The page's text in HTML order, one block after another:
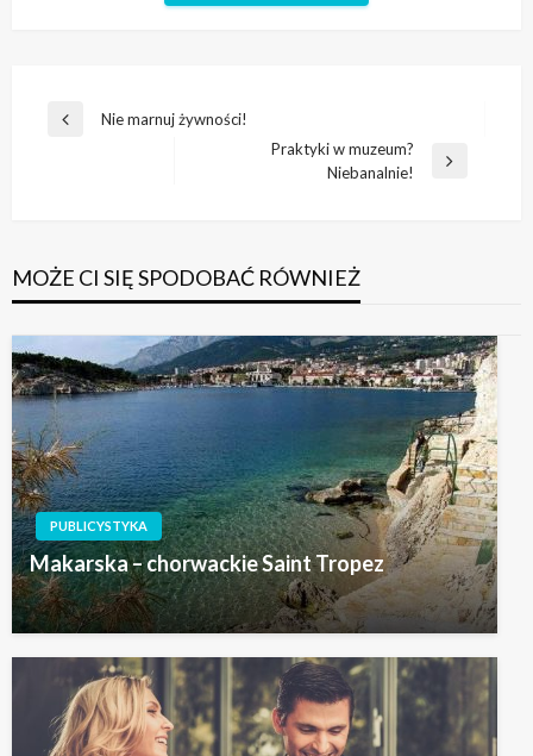
Nawigacja
Poprzedni
Nie marnuj żywności!
Praktyki w muzeum?
Niebanalnie!
MOŻE CI SIĘ SPODOBAĆ RÓWNIEŻ
PUBLICYSTYKA
Makarska – chorwackie Saint Tropez